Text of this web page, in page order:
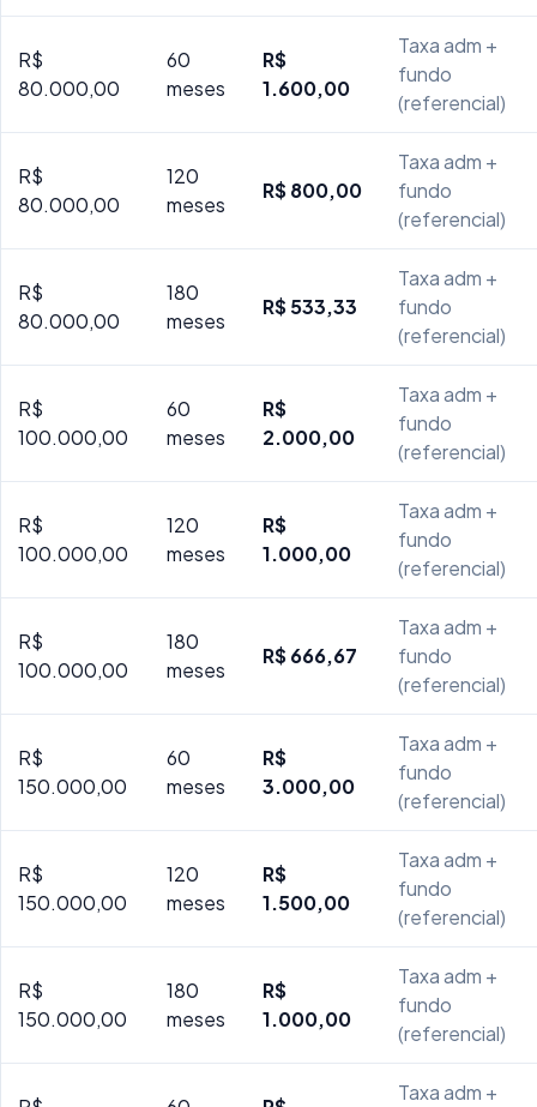
R$
80.000,00
60
meses
R$
1.600,00
Taxa adm +
fundo
(referencial)
R$
80.000,00
120
meses
R$ 800,00
Taxa adm +
fundo
(referencial)
R$
80.000,00
180
meses
R$ 533,33
Taxa adm +
fundo
(referencial)
R$
100.000,00
60
meses
R$
2.000,00
Taxa adm +
fundo
(referencial)
R$
100.000,00
120
meses
R$
1.000,00
Taxa adm +
fundo
(referencial)
R$
100.000,00
180
meses
R$ 666,67
Taxa adm +
fundo
(referencial)
R$
150.000,00
60
meses
R$
3.000,00
Taxa adm +
fundo
(referencial)
R$
150.000,00
120
meses
R$
1.500,00
Taxa adm +
fundo
(referencial)
R$
150.000,00
180
meses
R$
1.000,00
Taxa adm +
fundo
(referencial)
Taxa adm +